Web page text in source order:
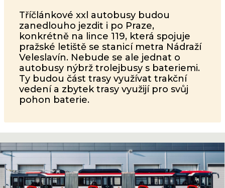
Tříčlánkové xxl autobusy budou
zanedlouho jezdit i po Praze,
konkrétně na lince 119, která spojuje
pražské letiště se stanicí metra Nádraží
Veleslavín. Nebude se ale jednat o
autobusy nýbrž trolejbusy s bateriemi.
Ty budou část trasy využívat trakční
vedení a zbytek trasy využijí pro svůj
pohon baterie.